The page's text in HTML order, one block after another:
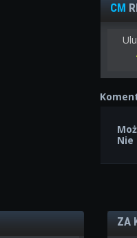
CM
ZA